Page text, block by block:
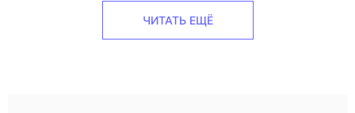
ЧИТАТЬ ЕЩЁ